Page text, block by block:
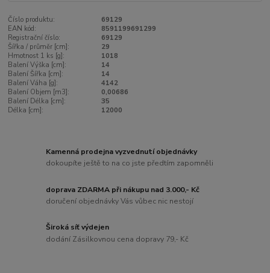
Číslo produktu:
69129
EAN kód:
8591199691299
Registrační číslo:
69129
Šířka / průměr [cm]:
29
Hmotnost 1 ks [g]:
1018
Balení Výška [cm]:
14
Balení Šířka [cm]:
14
Balení Váha [g]:
4142
Balení Objem [m3]:
0,00686
Balení Délka [cm]:
35
Délka [cm]:
12000
Kamenná prodejna vyzvednutí objednávky
dokoupíte ještě to na co jste předtím zapomněli
doprava ZDARMA při nákupu nad 3.000,- Kč
doručení objednávky Vás vůbec nic nestojí
Široká síť výdejen
dodání Zásilkovnou cena dopravy 79,- Kč